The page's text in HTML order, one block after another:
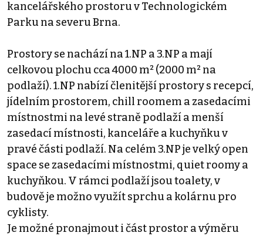
kancelářského prostoru v Technologickém
Parku na severu Brna.
Prostory se nachází na 1.NP a 3.NP a mají
celkovou plochu cca 4000 m² (2000 m² na
podlaží). 1.NP nabízí členitější prostory s recepcí,
jídelním prostorem, chill roomem a zasedacími
místnostmi na levé straně podlaží a menší
zasedací místnosti, kanceláře a kuchyňku v
pravé části podlaží. Na celém 3.NP je velký open
space se zasedacími místnostmi, quiet roomy a
kuchyňkou. V rámci podlaží jsou toalety, v
budově je možno využít sprchu a kolárnu pro
cyklisty.
Je možné pronajmout i část prostor a výměru